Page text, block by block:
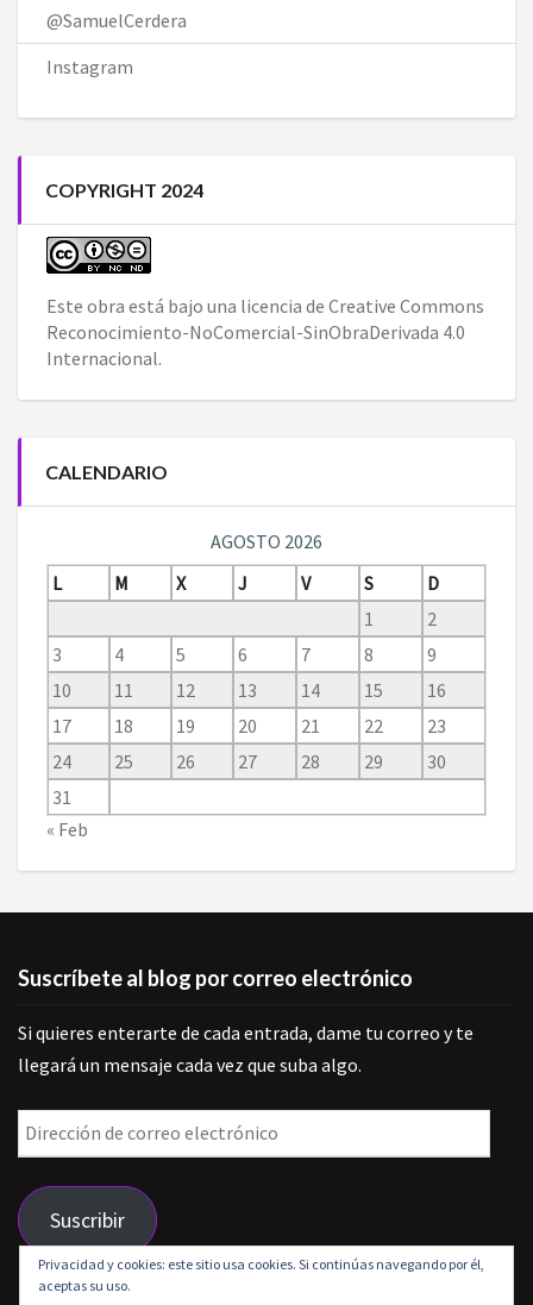
@SamuelCerdera
Instagram
COPYRIGHT 2024
Este obra está bajo una licencia de Creative Commons
Reconocimiento-NoComercial-SinObraDerivada 4.0
Internacional.
CALENDARIO
AGOSTO 2026
L
M X J V S
D
1
2
3
4 5 6 7 8
9
10
11 12 13 14 15
16
17
18 19 20 21 22
23
24
25 26 27 28 29
30
31
« Feb
Suscríbete al blog por correo electrónico
Si quieres enterarte de cada entrada, dame tu correo y te
llegará un mensaje cada vez que suba algo.
Dirección
de
correo
electrónico
Suscribir
Únete a otros 9 suscriptores
Privacidad y cookies: este sitio usa cookies. Si continúas navegando por él,
aceptas su uso.